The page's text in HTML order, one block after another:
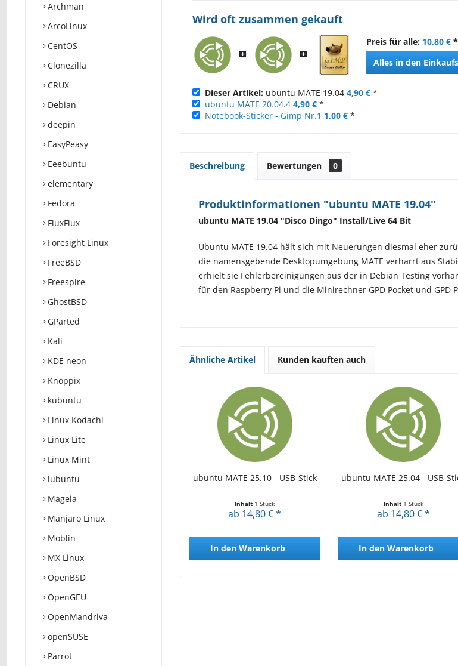
Archman
ArcoLinux
CentOS
Clonezilla
CRUX
Debian
deepin
EasyPeasy
Eeebuntu
elementary
Fedora
FluxFlux
Foresight Linux
FreeBSD
Freespire
GhostBSD
GParted
Kali
KDE neon
Knoppix
kubuntu
Linux Kodachi
Linux Lite
Linux Mint
lubuntu
Mageia
Manjaro Linux
Moblin
MX Linux
OpenBSD
OpenGEU
OpenMandriva
openSUSE
Parrot
Wird oft zusammen gekauft
Preis für alle: 10,80 € *
Alles in den
Dieser Artikel: ubuntu MATE 19.04 4,90 € *
ubuntu MATE 20.04.4 4,90 € *
Notebook-Sticker - Gimp Nr.1 1,00 € *
Beschreibung Bewertungen 0
Produktinformationen "ubuntu MATE 19.04"
ubuntu MATE 19.04 "Disco Dingo" Install/Live 64 Bit
Ubuntu MATE 19.04 hält sich mit Neuerungen diesmal eher
die namensgebende Desktopumgebung MATE verharrt aus
erhielt sie Fehlerbereinigungen aus der in Debian Testing
für den Raspberry Pi und die Minirechner GPD Pocket und GPD
Ähnliche Artikel Kunden kauften auch
ubuntu MATE 25.10 - USB-Stick
Inhalt 1 Stück
ab 14,80 € *
In den Warenkorb
ubuntu MATE 25.04 - USB-
Inhalt 1 Stück
ab 14,80 € *
In den Warenkorb